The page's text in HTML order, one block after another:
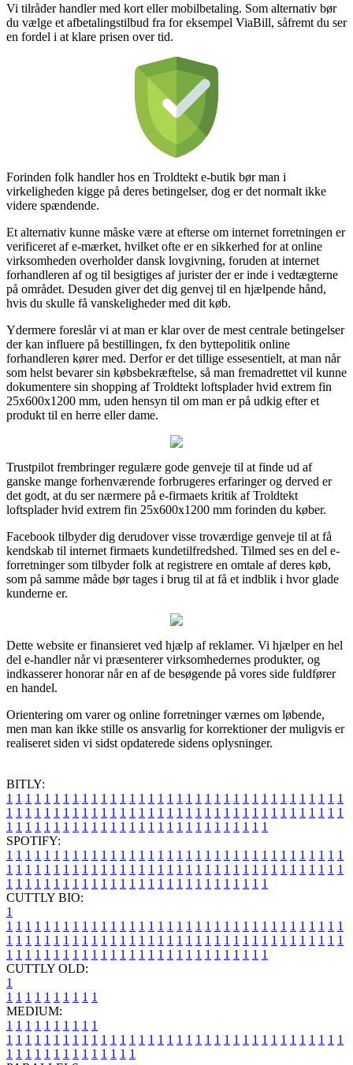
Vi tilråder handler med kort eller mobilbetaling. Som alternativ bør
du vælge et afbetalingstilbud fra for eksempel ViaBill, såfremt du ser
en fordel i at klare prisen over tid.
Forinden folk handler hos en Troldtekt e-butik bør man i
virkeligheden kigge på deres betingelser, dog er det normalt ikke
videre spændende.
Et alternativ kunne måske være at efterse om internet forretningen er
verificeret af e-mærket, hvilket ofte er en sikkerhed for at online
virksomheden overholder dansk lovgivning, foruden at internet
forhandleren af og til besigtiges af jurister der er inde i vedtægterne
på området. Desuden giver det dig genvej til en hjælpende hånd,
hvis du skulle få vanskeligheder med dit køb.
Ydermere foreslår vi at man er klar over de mest centrale betingelser
der kan influere på bestillingen, fx den byttepolitik online
forhandleren kører med. Derfor er det tillige essesentielt, at man når
som helst bevarer sin købsbekræftelse, så man fremadrettet vil kunne
dokumentere sin shopping af Troldtekt loftsplader hvid extrem fin
25x600x1200 mm, uden hensyn til om man er på udkig efter et
produkt til en herre eller dame.
Trustpilot frembringer regulære gode genveje til at finde ud af
ganske mange forhenværende forbrugeres erfaringer og derved er
det godt, at du ser nærmere på e-firmaets kritik af Troldtekt
loftsplader hvid extrem fin 25x600x1200 mm forinden du køber.
Facebook tilbyder dig derudover visse troværdige genveje til at få
kendskab til internet firmaets kundetilfredshed. Tilmed ses en del e-
forretninger som tilbyder folk at registrere en omtale af deres køb,
som på samme måde bør tages i brug til at få et indblik i hvor glade
kunderne er.
Dette website er finansieret ved hjælp af reklamer. Vi hjælper en hel
del e-handler når vi præsenterer virksomhedernes produkter, og
indkasserer honorar når en af de besøgende på vores side fuldfører
en handel.
Orientering om varer og online forretninger værnes om løbende,
men man kan ikke stille os ansvarlig for korrektioner der muligvis er
realiseret siden vi sidst opdaterede sidens oplysninger.
BITLY:
1 1 1 1 1 1 1 1 1 1 1 1 1 1 1 1 1 1 1 1 1 1 1 1 1 1 1 1 1 1 1 1 1 1 1 1
1 1 1 1 1 1 1 1 1 1 1 1 1 1 1 1 1 1 1 1 1 1 1 1 1 1 1 1 1 1 1 1 1 1 1 1
1 1 1 1 1 1 1 1 1 1 1 1 1 1 1 1 1 1 1 1 1 1 1 1 1 1 1 1
SPOTIFY:
1 1 1 1 1 1 1 1 1 1 1 1 1 1 1 1 1 1 1 1 1 1 1 1 1 1 1 1 1 1 1 1 1 1 1 1
1 1 1 1 1 1 1 1 1 1 1 1 1 1 1 1 1 1 1 1 1 1 1 1 1 1 1 1 1 1 1 1 1 1 1 1
1 1 1 1 1 1 1 1 1 1 1 1 1 1 1 1 1 1 1 1 1 1 1 1 1 1 1 1
CUTTLY BIO:
1
1 1 1 1 1 1 1 1 1 1 1 1 1 1 1 1 1 1 1 1 1 1 1 1 1 1 1 1 1 1 1 1 1 1 1 1
1 1 1 1 1 1 1 1 1 1 1 1 1 1 1 1 1 1 1 1 1 1 1 1 1 1 1 1 1 1 1 1 1 1 1 1
1 1 1 1 1 1 1 1 1 1 1 1 1 1 1 1 1 1 1 1 1 1 1 1 1 1 1 1
CUTTLY OLD:
1
1 1 1 1 1 1 1 1 1 1
MEDIUM:
1 1 1 1 1 1 1 1 1 1
1 1 1 1 1 1 1 1 1 1 1 1 1 1 1 1 1 1 1 1 1 1 1 1 1 1 1 1 1 1 1 1 1 1 1 1
1 1 1 1 1 1 1 1 1 1 1 1 1 1